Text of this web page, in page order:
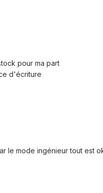
pour ma part
d'écriture
le mode ingénieur tout